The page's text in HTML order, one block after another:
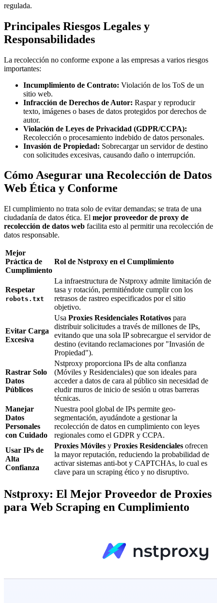
regulada.
Principales Riesgos Legales y
Responsabilidades
La recolección no conforme expone a las empresas a varios riesgos
importantes:
Incumplimiento de Contrato: Violación de los ToS de un
sitio web.
Infracción de Derechos de Autor: Raspar y reproducir
texto, imágenes o bases de datos protegidos por derechos de
autor.
Violación de Leyes de Privacidad (GDPR/CCPA):
Recolección o procesamiento indebido de datos personales.
Invasión de Propiedad: Sobrecargar un servidor de destino
con solicitudes excesivas, causando daño o interrupción.
Cómo Asegurar una Recolección de Datos
Web Ética y Conforme
El cumplimiento no trata solo de evitar demandas; se trata de una
ciudadanía de datos ética. El mejor proveedor de proxy de
recolección de datos web facilita esto al permitir una recolección de
datos responsable.
Mejor
Práctica de
Cumplimiento
Rol de Nstproxy en el Cumplimiento
Respetar
robots.txt
La infraestructura de Nstproxy admite limitación de
tasa y rotación, permitiéndote cumplir con los
retrasos de rastreo especificados por el sitio
objetivo.
Evitar Carga
Excesiva
Usa Proxies Residenciales Rotativos para
distribuir solicitudes a través de millones de IPs,
evitando que una sola IP sobrecargue el servidor de
destino (evitando reclamaciones por "Invasión de
Propiedad").
Rastrar Solo
Datos
Públicos
Nstproxy proporciona IPs de alta confianza
(Móviles y Residenciales) que son ideales para
acceder a datos de cara al público sin necesidad de
eludir muros de inicio de sesión u otras barreras
técnicas.
Manejar
Datos
Personales
con Cuidado
Nuestra pool global de IPs permite geo-
segmentación, ayudándote a gestionar la
recolección de datos en cumplimiento con leyes
regionales como el GDPR y CCPA.
Usar IPs de
Alta
Confianza
Proxies Móviles y Proxies Residenciales ofrecen
la mayor reputación, reduciendo la probabilidad de
activar sistemas anti-bot y CAPTCHAs, lo cual es
clave para un scraping ético y no disruptivo.
Nstproxy: El Mejor Proveedor de Proxies
para Web Scraping en Cumplimiento